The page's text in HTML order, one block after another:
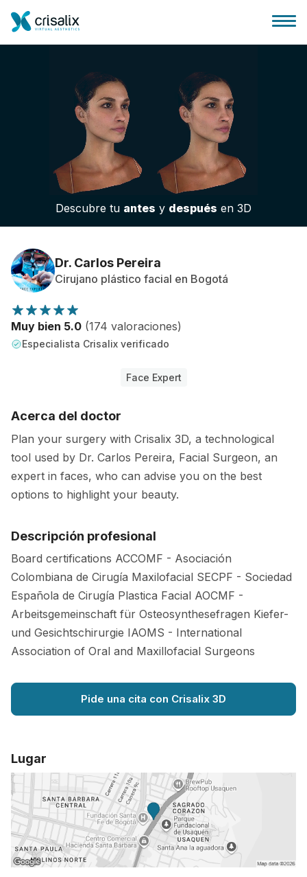
Página de inicio
Plataforma 3D de negocio
Planes y Precios
Reseñas de pacientes
Descubre tu antes y después en 3D
Dr. Carlos Pereira
Cirujano plástico facial en Bogotá
Muy bien 5.0 (174 valoraciones)
Especialista Crisalix verificado
Face Expert
Acerca del doctor
Plan your surgery with Crisalix 3D, a technological
tool used by Dr. Carlos Pereira, Facial Surgeon, an
expert in faces, who can advise you on the best
options to highlight your beauty.
Descripción profesional
Board certifications ACCOMF - Asociación
Colombiana de Cirugía Maxilofacial SECPF - Sociedad
Española de Cirugía Plastica Facial AOCMF -
Arbeitsgemeinschaft für Osteosynthesefragen Kiefer-
und Gesichtschirurgie IAOMS - International
Association of Oral and Maxillofacial Surgeons
Pide una cita con Crisalix 3D
Lugar